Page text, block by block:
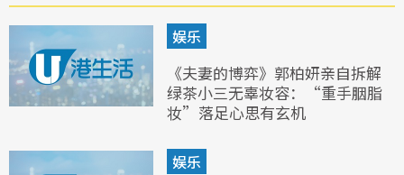
娱乐
《夫妻的博弈》郭柏妍亲自拆解
绿茶小三无辜妆容：“重手胭脂
妆”落足心思有玄机
娱乐